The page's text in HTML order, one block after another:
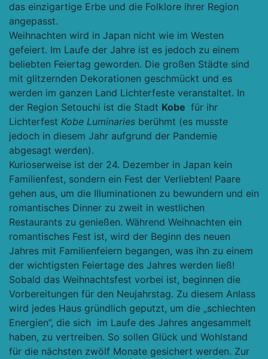
das einzigartige Erbe und die Folklore ihrer Region
angepasst.
Weihnachten wird in Japan nicht wie im Westen
gefeiert. Im Laufe der Jahre ist es jedoch zu einem
beliebten Feiertag geworden. Die großen Städte sind
mit glitzernden Dekorationen geschmückt und es
werden im ganzen Land Lichterfeste veranstaltet. In
der Region Setouchi ist die Stadt Kobe für ihr
Lichterfest Kobe Luminaries berühmt (es musste
jedoch in diesem Jahr aufgrund der Pandemie
abgesagt werden).
Kurioserweise ist der 24. Dezember in Japan kein
Familienfest, sondern ein Fest der Verliebten! Paare
gehen aus, um die Illuminationen zu bewundern und ein
romantisches Dinner zu zweit in westlichen
Restaurants zu genießen. Während Weihnachten ein
romantisches Fest ist, wird der Beginn des neuen
Jahres mit Familienfeiern begangen, was ihn zu einem
der wichtigsten Feiertage des Jahres werden ließ!
Sobald das Weihnachtsfest vorbei ist, beginnen die
Vorbereitungen für den Neujahrstag. Zu diesem Anlass
wird jedes Haus gründlich geputzt, um die „schlechten
Energien”, die sich im Laufe des Jahres angesammelt
haben, zu vertreiben. So sollen Glück und Wohlstand
für die nächsten zwölf Monate gesichert werden. Zur